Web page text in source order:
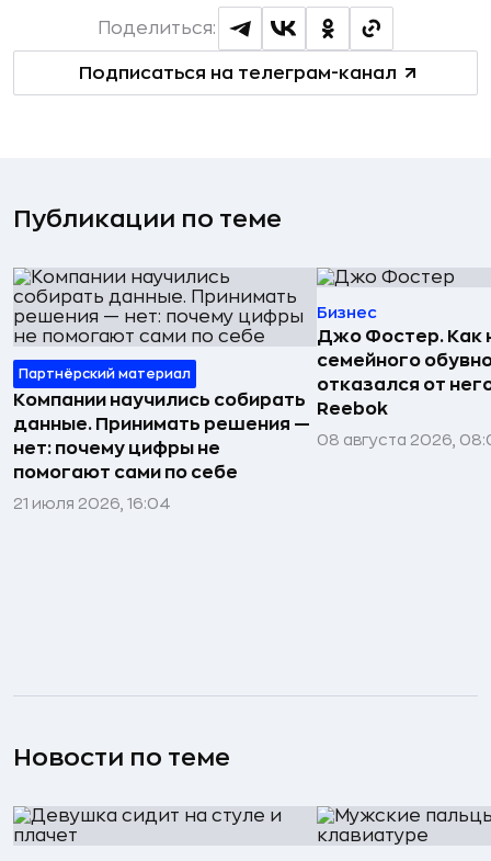
Подписаться на телеграм-канал
Поделиться:
Публикации по теме
Партнёрский материал
Компании научились собирать
данные. Принимать решения —
нет: почему цифры не
помогают сами по себе
21 июля 2026, 16:04
Бизнес
Джо Фостер. Как
семейного
отказался от
Reebok
08 августа 2026,
Новости по теме